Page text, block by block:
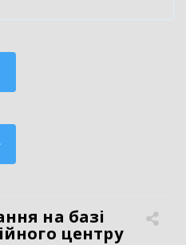
на базі
центру